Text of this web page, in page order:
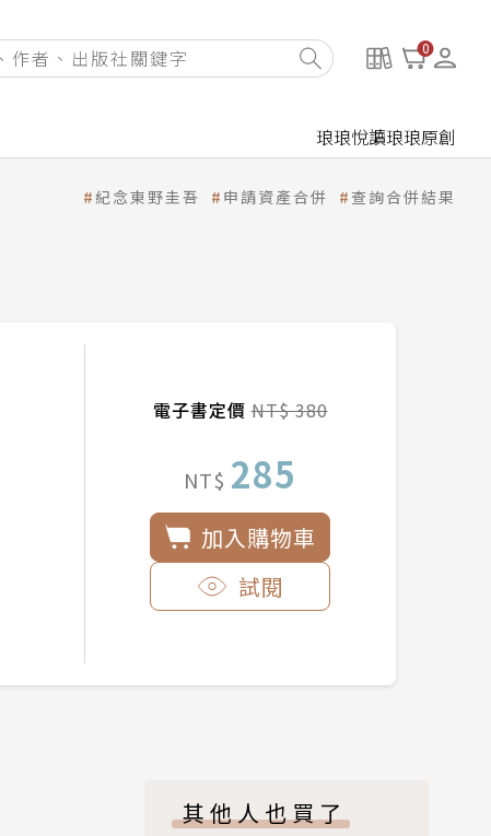
0
琅琅悅讀琅琅原創
紀念東野圭吾 申請資產合併 查詢合併結果
電子書定價NT$ 380
NT$ 285
加入購物車
試閱
其他人也買了